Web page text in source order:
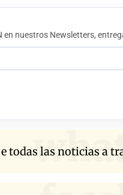
en nuestros Newsletters,
todas las noticias a